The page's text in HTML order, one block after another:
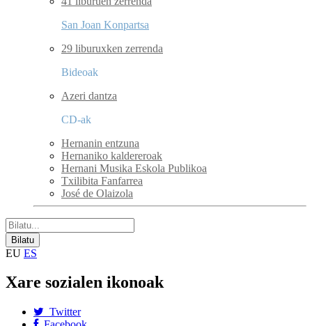
San Joan Konpartsa
29 liburuxken zerrenda
Bideoak
Azeri dantza
CD-ak
Hernanin entzuna
Hernaniko kaldereroak
Hernani Musika Eskola Publikoa
Txilibita Fanfarrea
José de Olaizola
EU ES
Xare sozialen ikonoak
Twitter